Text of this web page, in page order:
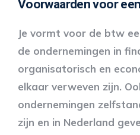
Voorwaarden voor
Je vormt voor de btw
de ondernemingen in
organisatorisch en
elkaar verweven zijn.
ondernemingen
zijn en in Nederland